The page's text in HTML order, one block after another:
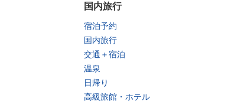
国内旅行
宿泊予約
国内旅行
交通＋宿泊
温泉
日帰り
高級旅館・ホテル